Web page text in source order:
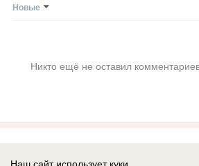
Новые
Никто ещё не оставил